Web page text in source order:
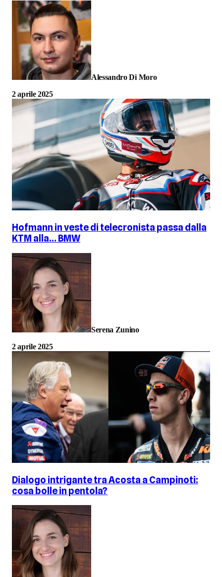
Alessandro Di Moro
2 aprile 2025
Hofmann in veste di telecronista passa dalla
KTM alla… BMW
Serena Zunino
2 aprile 2025
Dialogo intrigante tra Acosta a Campinoti:
cosa bolle in pentola?